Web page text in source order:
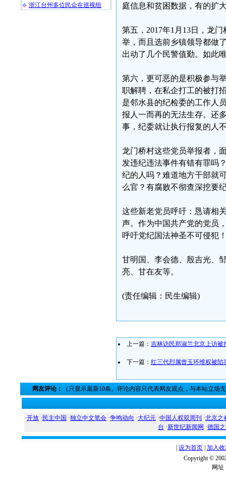
浙江台州多位民众在巡视组
庭信息和贫困数据，有的扩
第五，2017年1月13日，龙
举，而且选前乡镇领导都做
出动了几个民警值勤。如此
第六，更可恶的是积极参与
职解聘，在私企打工的被打
是邻水县的纪检委的工作人
报人一而再的无法生存。还
事，纪委就让执行报复的人
龙门桥村这些党员举报者，
发违纪违法事件有错有罪吗
纪的人吗？难道地方干部就
么官？有腐败不彻查深挖要
这些新老党员呼吁：恳请相
声。作为中国共产党的党员
呼吁党纪国法神圣不可侵犯
甘明国、李会德、殷吉光、
亮、甘在友等。
(责任编辑：民生编辑)
上一篇： 吉林访民郑淑兰北京上访被
下一篇： 红三代烈属曾玉环维权被陷
网友评论： （只显示最新10条。评论内容只代表网友观点，与本站立场
·开放 · 民主中国 ·独立中文笔会 ·争鸣动向 ·大纪元 ·中国人权双周刊 ·北京之
台 ·新世纪新闻网 ·德国
设为首页 加入
Copyright ©
网址